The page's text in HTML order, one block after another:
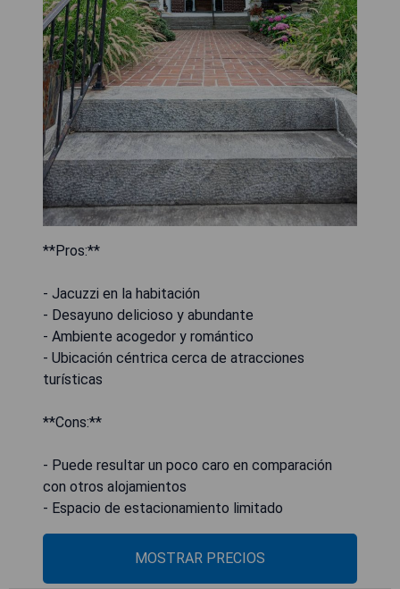
**Pros:**
- Jacuzzi en la habitación
- Desayuno delicioso y abundante
- Ambiente acogedor y romántico
- Ubicación céntrica cerca de atracciones
turísticas
**Cons:**
- Puede resultar un poco caro en comparación
con otros alojamientos
- Espacio de estacionamiento limitado
MOSTRAR PRECIOS